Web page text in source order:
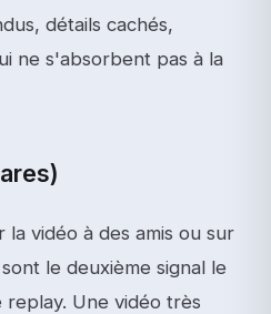
détails cachés,
ne s'absorbent pas à la
vidéo à des amis ou sur
le deuxième signal le
Une vidéo très